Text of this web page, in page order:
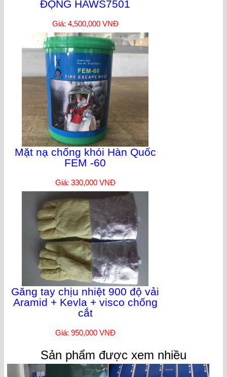
ĐỘNG HAWS7501
Giá: 4,500,000 VNĐ
Mặt nạ chống khói Hàn Quốc
FEM -60
Giá: 330,000 VNĐ
Găng tay chịu nhiệt 900 độ vải
Aramid + Kevla + visco chống
cắt
Giá: 950,000 VNĐ
Sản phẩm được xem nhiều